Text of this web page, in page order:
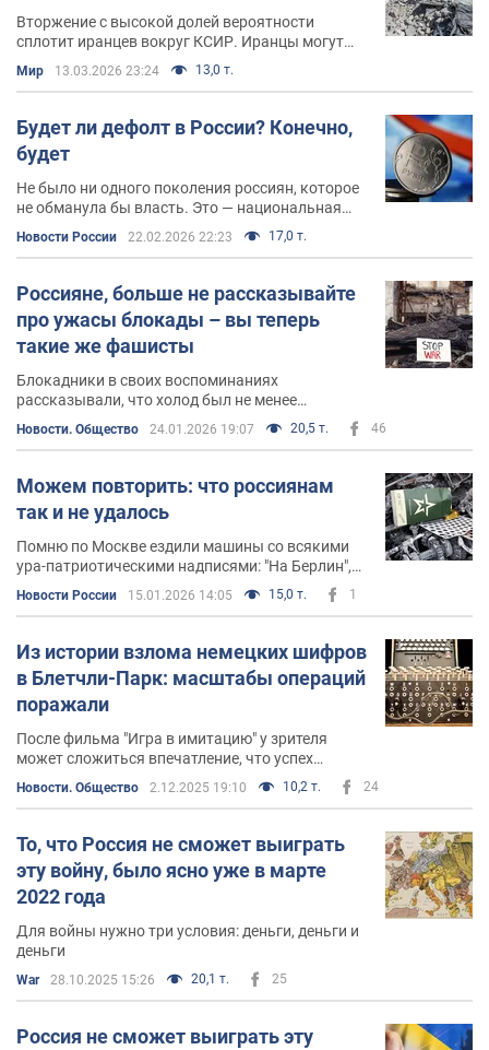
Вторжение с высокой долей вероятности
сплотит иранцев вокруг КСИР. Иранцы могут
искренне ненавидеть собственный режим и
одновременно ненавидеть иностранную
Мир 13.03.2026 23:24 13,0 т.
Будет ли дефолт в России? Конечно,
будет
Не было ни одного поколения россиян, которое
не обманула бы власть. Это — национальная
скрепа, на которой все держится
Новости России 22.02.2026 22:23 17,0 т.
Россияне, больше не рассказывайте
про ужасы блокады – вы теперь
такие же фашисты
Блокадники в своих воспоминаниях
рассказывали, что холод был не менее
страшным испытанием, чем голод. Холодно
было всегда. Согреться было невозможно
Новости. Общество 24.01.2026 19:07 20,5 т. 46
Можем повторить: что россиянам
так и не удалось
Помню по Москве ездили машины со всякими
ура-патриотическими надписями: "На Берлин",
"За немками", "Можем и повторить"
Новости России 15.01.2026 14:05 15,0 т. 1
Из истории взлома немецких шифров
в Блетчли-Парк: масштабы операций
поражали
После фильма "Игра в имитацию" у зрителя
может сложиться впечатление, что успех
британских дешифровщиков был связан только
с гениальным Аланом Тюрингом, его
Новости. Общество 2.12.2025 19:10 10,2 т. 24
То, что Россия не сможет выиграть
эту войну, было ясно уже в марте
2022 года
Для войны нужно три условия: деньги, деньги и
деньги
War 28.10.2025 15:26 20,1 т. 25
Россия не сможет выиграть эту